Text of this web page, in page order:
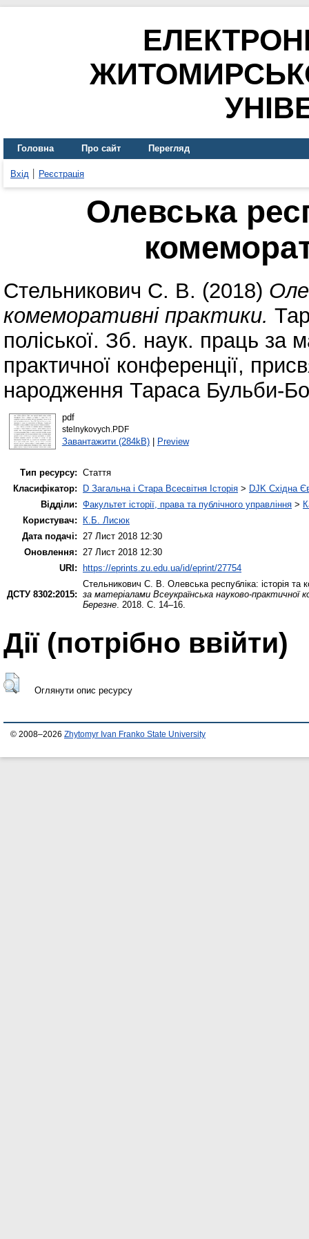
Головна Про сайт Перегляд
Вхід Реєстрація
Олевська
Стельникович С. В. (2018)
комеморативні практики.
поліської. Зб. наук. праць за
практичної конференції,
народження Тараса Бульби-
pdf
stelnykovych.PDF
Завантажити (284kB)| Preview
Тип ресурсу: Стаття
Класифікатор:
D Загальна і Стара Всесвітня Історія > DJK Східна
Відділи: Факультет історії, права та публічного управління >
Користувач:
К.Б. Лисюк
Дата подачі: 27 Лист 2018 12:30
Оновлення: 27 Лист 2018 12:30
URI:
https://eprints.zu.edu.ua/id/eprint/27754
ДСТУ 8302:2015:
Стельникович С. В. Олевська республіка: історія та
за матеріалами Всеукраїнська науково-практичної
Березне. 2018. С. 14–16.
Дії ​​(потрібно ввійти)
Оглянути опис ресурсу
© 2008–2026 Zhytomyr Ivan Franko State University